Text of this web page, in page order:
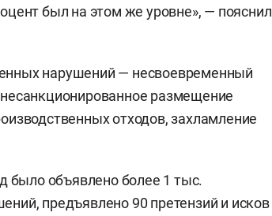
был на этом же уровне», — пояснил
нарушений — несвоевременный
размещение
отходов, захламление
было объявлено более 1 тыс.
предъявлено 90 претензий и исков